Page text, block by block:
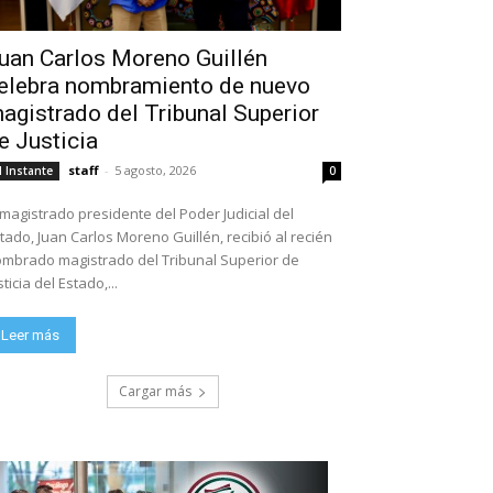
Carlos Moreno Guillén
nombramiento de nuevo
del Tribunal Superior
Justicia
Instante staff - 5 agosto, 2026 0
presidente del Poder Judicial del
Juan Carlos Moreno Guillén, recibió al recién
magistrado del Tribunal Superior de
del Estado,...
Leer más
Cargar más